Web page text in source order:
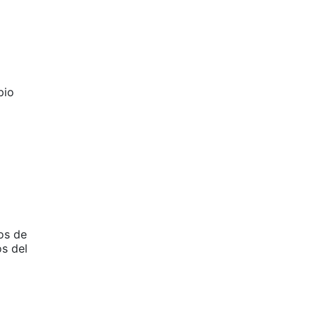
de
del